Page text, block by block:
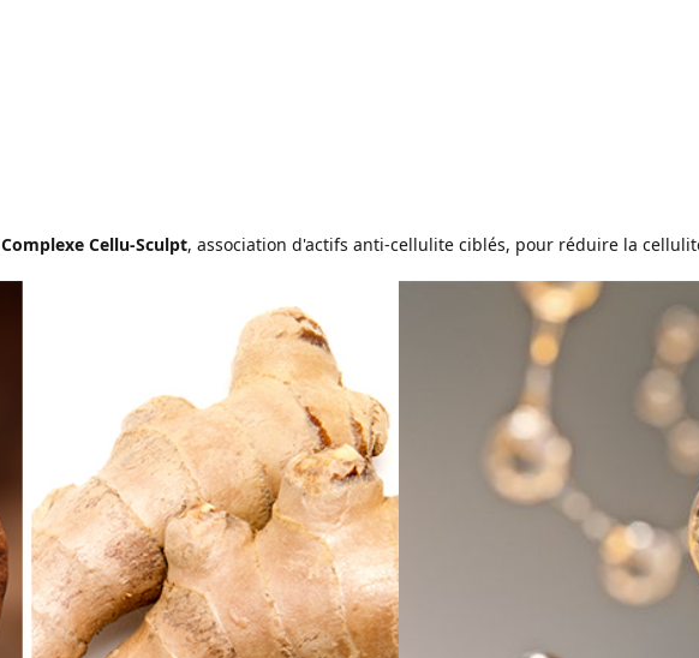
Complexe Cellu-Sculpt, association d'actifs anti-cellulite ciblés, pour réduire la